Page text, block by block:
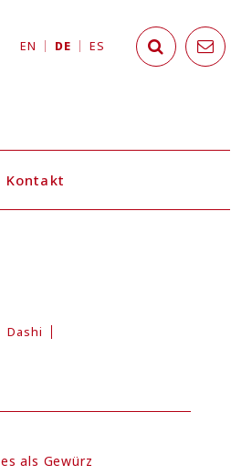
EN DE ES
Kontakt
Dashi
als Gewürz